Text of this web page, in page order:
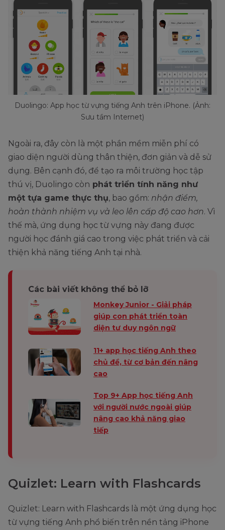
Duolingo: App học từ vựng tiếng Anh trên iPhone. (Ảnh:
Sưu tầm Internet)
Ngoài ra, đây còn là một phần mềm miễn phí có
giao diện người dùng thân thiện, đơn giản và dễ sử
dụng. Bên cạnh đó, để tạo ra môi trường học tập
thú vị, Duolingo còn phát triển tính năng như
một tựa game thực thụ, bao gồm: nhận điểm,
hoàn thành nhiệm vụ và leo lên cấp độ cao hơn. Vì
thế mà, ứng dụng học từ vựng này đang được
người học đánh giá cao trong việc phát triển và cải
thiện khả năng tiếng Anh tại nhà.
Các bài viết không thể bỏ lỡ
Monkey Junior - Giải pháp
giúp con phát triển toàn
diện tư duy ngôn ngữ
11+ app học tiếng Anh theo
chủ đề, từ cơ bản đến nâng
cao
Top 9+ App học tiếng Anh
với người nước ngoài giúp
nâng cao khả năng giao
tiếp
Quizlet: Learn with Flashcards
Quizlet: Learn with Flashcards là một ứng dụng học
từ vựng tiếng Anh phổ biến trên nền tảng iPhone